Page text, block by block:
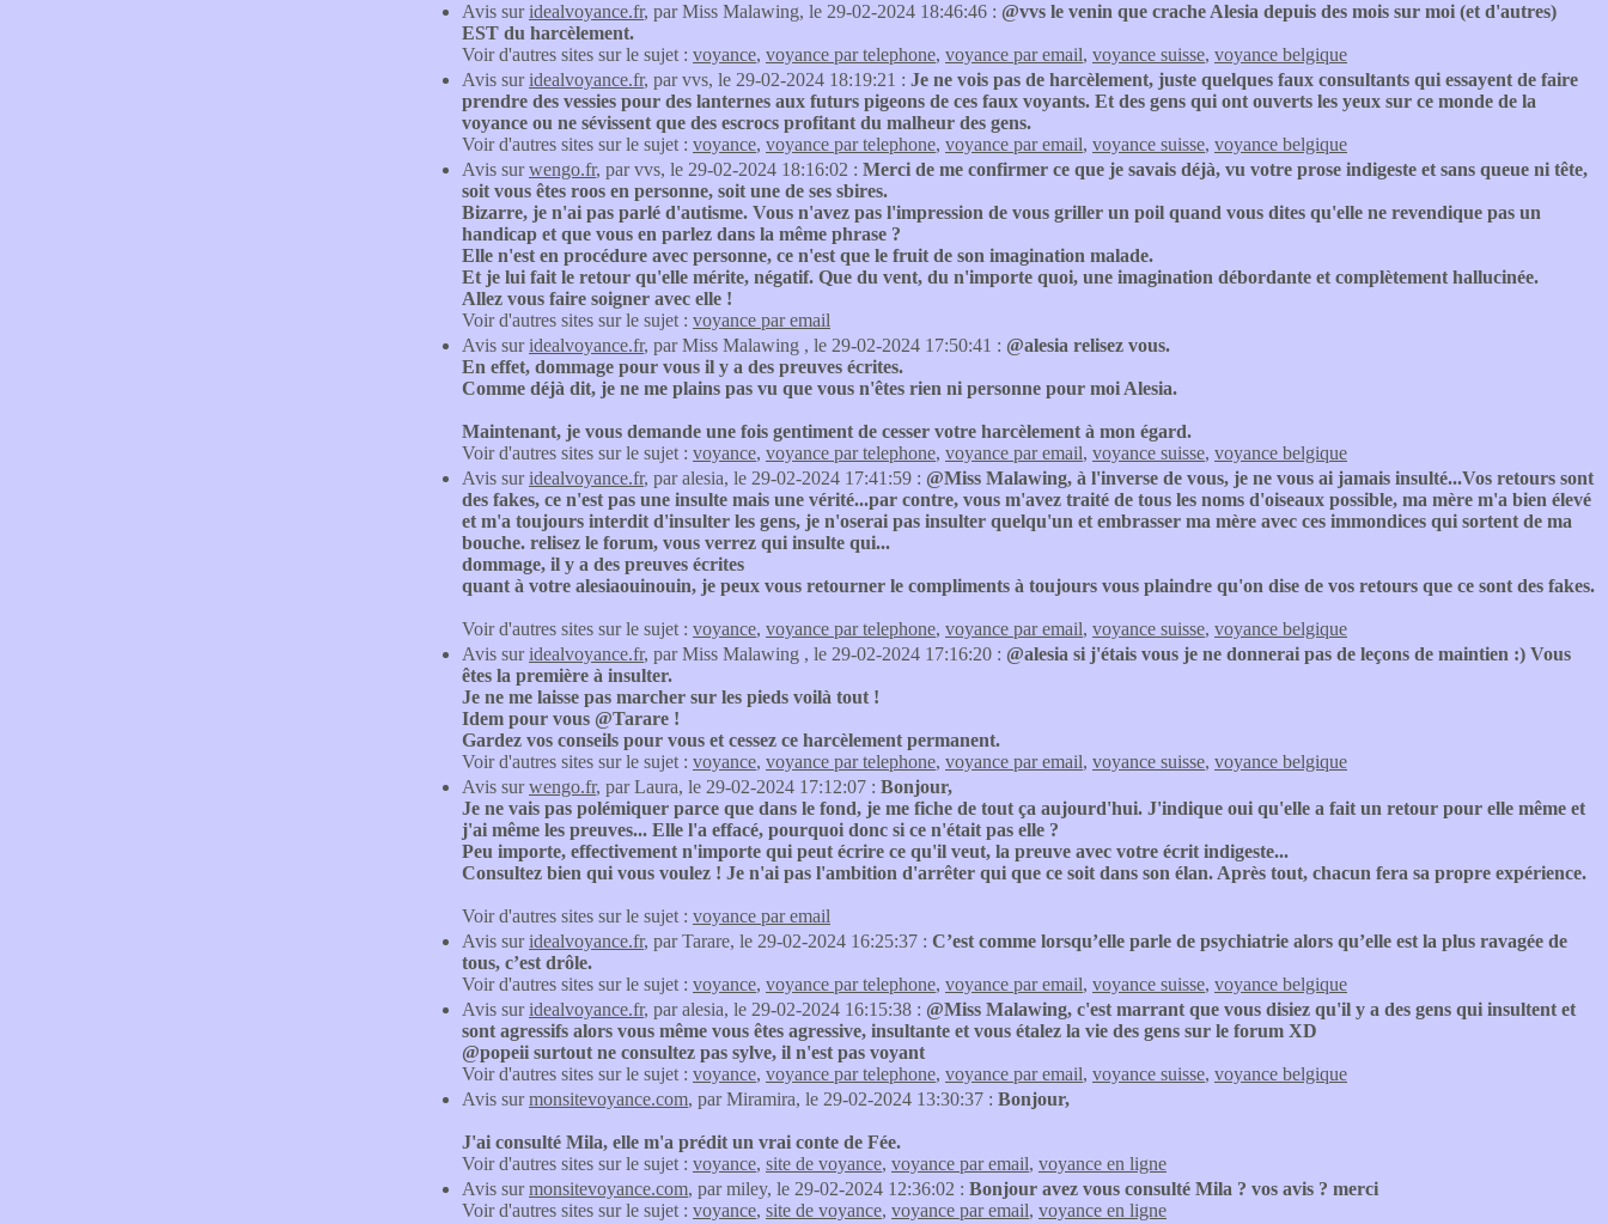
Avis suridealvoyance.fr, par Miss Malawing, le 29-02-2024 18:46:46 : @vvs le venin que crache Alesia depuis des mois sur moi (et d'autres)
EST du harcèlement.
Voir d'autres sites sur le sujet : voyance, voyance par telephone, voyance par email, voyance suisse, voyance belgique
Avis suridealvoyance.fr, par vvs, le 29-02-2024 18:19:21 : Je ne vois pas de harcèlement, juste quelques faux consultants qui essayent de faire
prendre des vessies pour des lanternes aux futurs pigeons de ces faux voyants. Et des gens qui ont ouverts les yeux sur ce monde de la
voyance ou ne sévissent que des escrocs profitant du malheur des gens.
Voir d'autres sites sur le sujet : voyance, voyance par telephone, voyance par email, voyance suisse, voyance belgique
Avis surwengo.fr, par vvs, le 29-02-2024 18:16:02 : Merci de me confirmer ce que je savais déjà, vu votre prose indigeste et sans queue ni tête,
soit vous êtes roos en personne, soit une de ses sbires.
Bizarre, je n'ai pas parlé d'autisme. Vous n'avez pas l'impression de vous griller un poil quand vous dites qu'elle ne revendique pas un
handicap et que vous en parlez dans la même phrase ?
Elle n'est en procédure avec personne, ce n'est que le fruit de son imagination malade.
Et je lui fait le retour qu'elle mérite, négatif. Que du vent, du n'importe quoi, une imagination débordante et complètement hallucinée.
Allez vous faire soigner avec elle !
Voir d'autres sites sur le sujet : voyance par email
Avis suridealvoyance.fr, par Miss Malawing , le 29-02-2024 17:50:41 : @alesia relisez vous.
En effet, dommage pour vous il y a des preuves écrites.
Comme déjà dit, je ne me plains pas vu que vous n'êtes rien ni personne pour moi Alesia.
Maintenant, je vous demande une fois gentiment de cesser votre harcèlement à mon égard.
Voir d'autres sites sur le sujet : voyance, voyance par telephone, voyance par email, voyance suisse, voyance belgique
Avis suridealvoyance.fr, par alesia, le 29-02-2024 17:41:59 : @Miss Malawing, à l'inverse de vous, je ne vous ai jamais insulté...Vos retours sont
des fakes, ce n'est pas une insulte mais une vérité...par contre, vous m'avez traité de tous les noms d'oiseaux possible, ma mère m'a bien élevé
et m'a toujours interdit d'insulter les gens, je n'oserai pas insulter quelqu'un et embrasser ma mère avec ces immondices qui sortent de ma
bouche. relisez le forum, vous verrez qui insulte qui...
dommage, il y a des preuves écrites
quant à votre alesiaouinouin, je peux vous retourner le compliments à toujours vous plaindre qu'on dise de vos retours que ce sont des fakes.
Voir d'autres sites sur le sujet : voyance, voyance par telephone, voyance par email, voyance suisse, voyance belgique
Avis suridealvoyance.fr, par Miss Malawing , le 29-02-2024 17:16:20 : @alesia si j'étais vous je ne donnerai pas de leçons de maintien :) Vous
êtes la première à insulter.
Je ne me laisse pas marcher sur les pieds voilà tout !
Idem pour vous @Tarare !
Gardez vos conseils pour vous et cessez ce harcèlement permanent.
Voir d'autres sites sur le sujet : voyance, voyance par telephone, voyance par email, voyance suisse, voyance belgique
Avis surwengo.fr, par Laura, le 29-02-2024 17:12:07 : Bonjour,
Je ne vais pas polémiquer parce que dans le fond, je me fiche de tout ça aujourd'hui. J'indique oui qu'elle a fait un retour pour elle même et
j'ai même les preuves... Elle l'a effacé, pourquoi donc si ce n'était pas elle ?
Peu importe, effectivement n'importe qui peut écrire ce qu'il veut, la preuve avec votre écrit indigeste...
Consultez bien qui vous voulez ! Je n'ai pas l'ambition d'arrêter qui que ce soit dans son élan. Après tout, chacun fera sa propre expérience.
Voir d'autres sites sur le sujet : voyance par email
Avis suridealvoyance.fr, par Tarare, le 29-02-2024 16:25:37 : C’est comme lorsqu’elle parle de psychiatrie alors qu’elle est la plus ravagée de
tous, c’est drôle.
Voir d'autres sites sur le sujet : voyance, voyance par telephone, voyance par email, voyance suisse, voyance belgique
Avis suridealvoyance.fr, par alesia, le 29-02-2024 16:15:38 : @Miss Malawing, c'est marrant que vous disiez qu'il y a des gens qui insultent et
sont agressifs alors vous même vous êtes agressive, insultante et vous étalez la vie des gens sur le forum XD
@popeii surtout ne consultez pas sylve, il n'est pas voyant
Voir d'autres sites sur le sujet : voyance, voyance par telephone, voyance par email, voyance suisse, voyance belgique
Avis surmonsitevoyance.com, par Miramira, le 29-02-2024 13:30:37 : Bonjour,
J'ai consulté Mila, elle m'a prédit un vrai conte de Fée.
Voir d'autres sites sur le sujet : voyance, site de voyance, voyance par email, voyance en ligne
Avis surmonsitevoyance.com, par miley, le 29-02-2024 12:36:02 : Bonjour avez vous consulté Mila ? vos avis ? merci
Voir d'autres sites sur le sujet : voyance, site de voyance, voyance par email, voyance en ligne